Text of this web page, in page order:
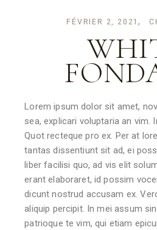
FÉVRIER 2, 2021
Lorem ipsum dolor sit amet,
sea, explicari voluptaria an vim.
Quot recteque pro ex. Per at
tantas dissentiunt sit ad, ei
liber facilisi quo, ad vis elit
erant elaboraret, id possim
dicunt nostrud accusam ex.
aliquip percipit. In mei assum
patrioque te vim, qui etiam